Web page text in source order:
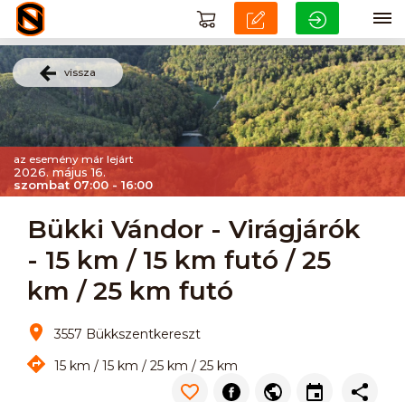
vissza
az esemény már lejárt
2026. május 16.
szombat 07:00 - 16:00
Bükki Vándor - Virágjárók
- 15 km / 15 km futó / 25
km / 25 km futó
3557 Bükkszentkereszt
15 km / 15 km / 25 km / 25 km